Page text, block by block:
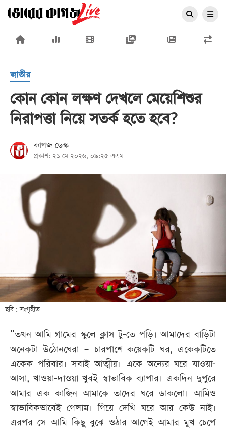
×
প্রচ্ছদ
জাতীয়
রাজনীতি
অর্থনীতি
আন্তর্জাতিক
সারাদেশ
বিনোদন
লাইফ
স্টাইল
শিক্ষা
বিভাগ
ভিডিও
জাতীয়
কোন কোন লক্ষণ দেখলে মেয়েশিশুর
নিরাপত্তা নিয়ে সতর্ক হতে হবে?
কাগজ ডেস্ক
প্রকাশ: ২১ মে ২০২৬, ০৯:২৫ এএম
ছবি : সংগৃহীত
"তখন আমি গ্রামের স্কুলে ক্লাস টু-তে পড়ি। আমাদের বাড়িটা
অনেকটা উঠোনঘেরা ‒ চারপাশে কয়েকটি ঘর, একেকটিতে
একেক পরিবার। সবাই আত্মীয়। একে অন্যের ঘরে যাওয়া-
আসা, খাওয়া-দাওয়া খুবই স্বাভাবিক ব্যাপার। একদিন দুপুরে
আমার এক কাজিন আমাকে তাদের ঘরে ডাকলো। আমিও
স্বাভাবিকভাবেই গেলাম। গিয়ে দেখি ঘরে আর কেউ নাই।
এরপর সে আমি কিছু বুঝে ওঠার আগেই আমার মুখ চেপে